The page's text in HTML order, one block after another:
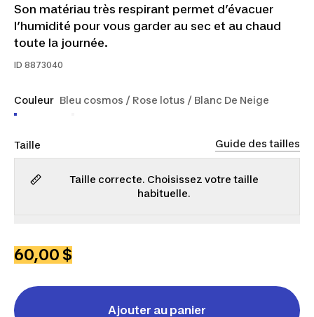
Son matériau très respirant permet d’évacuer
l’humidité pour vous garder au sec et au chaud
toute la journée.
ID 8873040
Couleur Bleu cosmos / Rose lotus / Blanc De Neige
Taille Guide des tailles
Taille correcte. Choisissez votre taille
habituelle.
60,00 $
Ajouter au panier